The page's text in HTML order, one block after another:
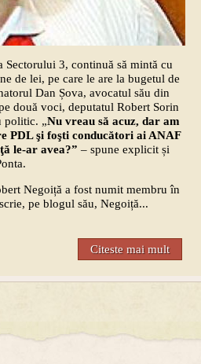
Sectorului 3, continuă să mintă cu
de lei, pe care le are la bugetul de
Dan Șova, avocatul său din
două voci, deputatul Robert Sorin
politic. „Nu vreau să acuz, dar am
PDL şi foşti conducători ai ANAF
le-ar avea?” – spune explicit și
Negoiță a fost numit membru în
pe blogul său, Negoiță...
Citeste mai mult